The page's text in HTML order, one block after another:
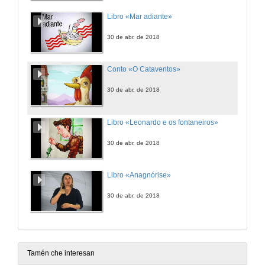
Libro «Mar adiante»
30 de abr. de 2018
Conto «O Cataventos»
30 de abr. de 2018
Libro «Leonardo e os fontaneiros»
30 de abr. de 2018
Libro «Anagnórise»
30 de abr. de 2018
Tamén che interesan